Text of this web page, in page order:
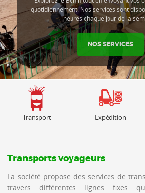
quotidiennement. Nos services sont
heures chaque jour de la
Transport Expédition
Transports voyageurs
La société propose des services de
travers différentes lignes fixes